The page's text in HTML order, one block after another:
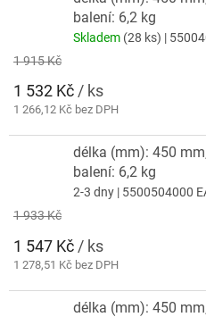
balení: 6,2 kg
Skladem (28 ks) |
1 915 Kč
1 532 Kč/ ks
1 266,12 Kč bez DPH
délka (mm): 450
balení: 6,2 kg
2-3 dny | 5500504000
1 933 Kč
1 547 Kč / ks
1 278,51 Kč bez DPH
délka (mm): 450